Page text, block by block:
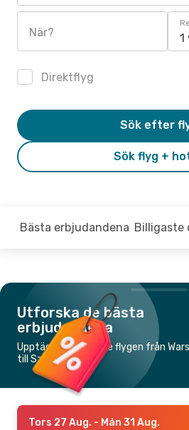
När? 1
Direktflyg
Sök flyg +
Sök efter
Bästa erbjudandena Billigaste
Utforska de bästa
erbjudandena
Upptäck de billigaste flygen från
till Szczecin
Tors 27 Aug. - Mån 31 Aug.